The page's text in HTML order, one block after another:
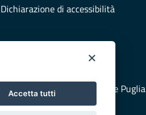
Dichiarazione di accessibilità
Vai al sito di Protezione Civile Puglia
×
Accetta tutti